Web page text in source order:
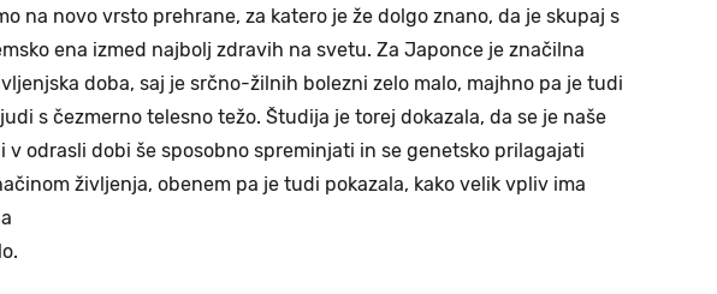
na novo vrsto prehrane, za katero je že dolgo znano, da je skupaj s
ena izmed najbolj zdravih na svetu. Za Japonce je značilna
doba, saj je srčno-žilnih bolezni zelo malo, majhno pa je tudi
s čezmerno telesno težo. Študija je torej dokazala, da se je naše
v odrasli dobi še sposobno spreminjati in se genetsko prilagajati
življenja, obenem pa je tudi pokazala, kako velik vpliv ima